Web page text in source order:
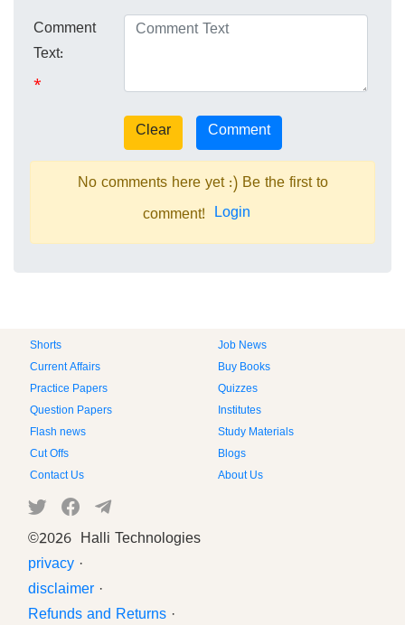
Comment
Text:
*
No comments here yet :) Be the first to
comment! Login
Shorts
Job News
Current Affairs
Buy Books
Practice Papers
Quizzes
Question Papers
Institutes
Flash news
Study Materials
Cut Offs
Blogs
Contact Us
About Us
©2026 Halli Technologies
privacy ·
disclaimer ·
Refunds and Returns ·